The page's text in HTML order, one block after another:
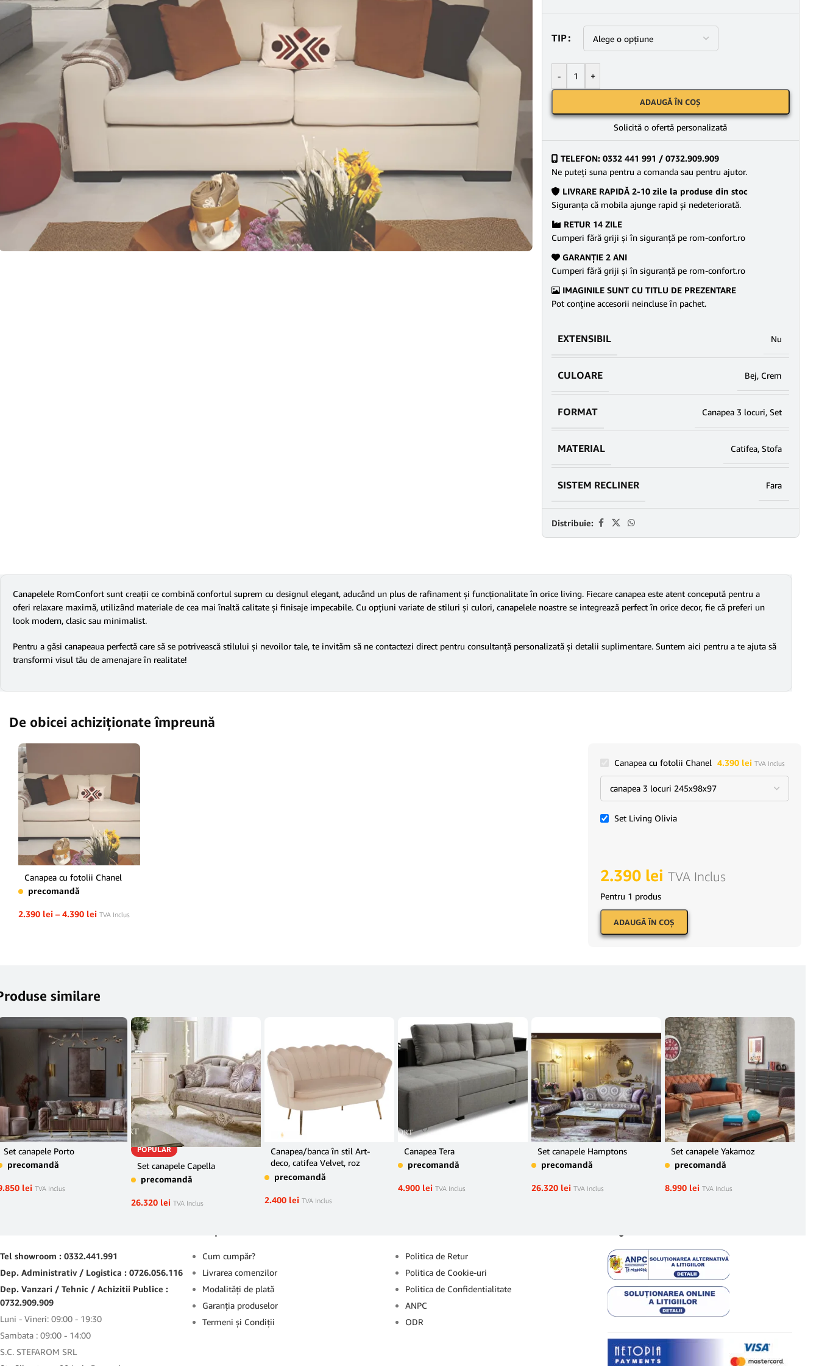
TIP
- +
ADAUGĂ ÎN COȘ
Solicită o ofertă personalizată
TELEFON: 0332 441 991 / 0732.909.909
Ne puteţi suna pentru a comanda sau pentru ajutor.
LIVRARE RAPIDĂ 2-10 zile la produse din stoc
Siguranţa că mobila ajunge rapid şi nedeteriorată.
RETUR 14 ZILE
Cumperi fără griji şi în siguranţă pe rom-confort.ro
GARANŢIE 2 ANI
Cumperi fără griji şi în siguranţă pe rom-confort.ro
IMAGINILE SUNT CU TITLU DE PREZENTARE
Pot conține accesorii neincluse în pachet.
EXTENSIBIL Nu
CULOARE Bej, Crem
FORMAT Canapea 3 locuri, Set
MATERIAL Catifea, Stofa
SISTEM RECLINER Fara
Distribuie:
Canapelele RomConfort sunt creații ce combină confortul suprem cu designul elegant, aducând un plus de rafinament și funcționalitate în orice living. Fiecare canapea este atent concepută pentru a
oferi relaxare maximă, utilizând materiale de cea mai înaltă calitate și finisaje impecabile. Cu opțiuni variate de stiluri și culori, canapelele noastre se integrează perfect în orice decor, fie că preferi un
look modern, clasic sau minimalist.
Pentru a găsi canapeaua perfectă care să se potrivească stilului și nevoilor tale, te invităm să ne contactezi direct pentru consultanță personalizată și detalii suplimentare. Suntem aici pentru a te ajuta să
transformi visul tău de amenajare în realitate!
De obicei achiziționate împreună
Canapea cu fotolii Chanel
precomandă
2.390 lei – 4.390 lei TVA Inclus
Canapea cu fotolii Chanel 4.390 lei TVA Inclus
Set Living Olivia
2.390 lei TVA Inclus
Pentru 1 produs
ADAUGĂ ÎN COŞ
similare
Set canapele Porto
precomandă
lei TVA Inclus
POPULAR
Set canapele Capella
precomandă
26.320 lei TVA Inclus
Canapea/banca în stil Art-
deco, catifea Velvet, roz
deschis, NOBLIN
precomandă
2.400 lei TVA Inclus
Canapea Tera
precomandă
4.900 lei TVA Inclus
Set canapele Hamptons
precomandă
26.320 lei TVA Inclus
Set canapele Yakamoz
precomandă
8.990 lei TVA Inclus
Tel showroom : 0332.441.991
Dep. Administrativ / Logistica : 0726.056.116
Dep. Vanzari / Tehnic / Achizitii Publice :
0732.909.909
Luni - Vineri: 09:00 - 19:30
Sambata : 09:00 - 14:00
S.C. STEFAROM SRL
Cum cumpăr?
Livrarea comenzilor
Modalităţi de plată
Garanţia produselor
Termeni şi Condiţii
Politica de Retur
Politica de Cookie-uri
Politica de Confidentialitate
ANPC
ODR